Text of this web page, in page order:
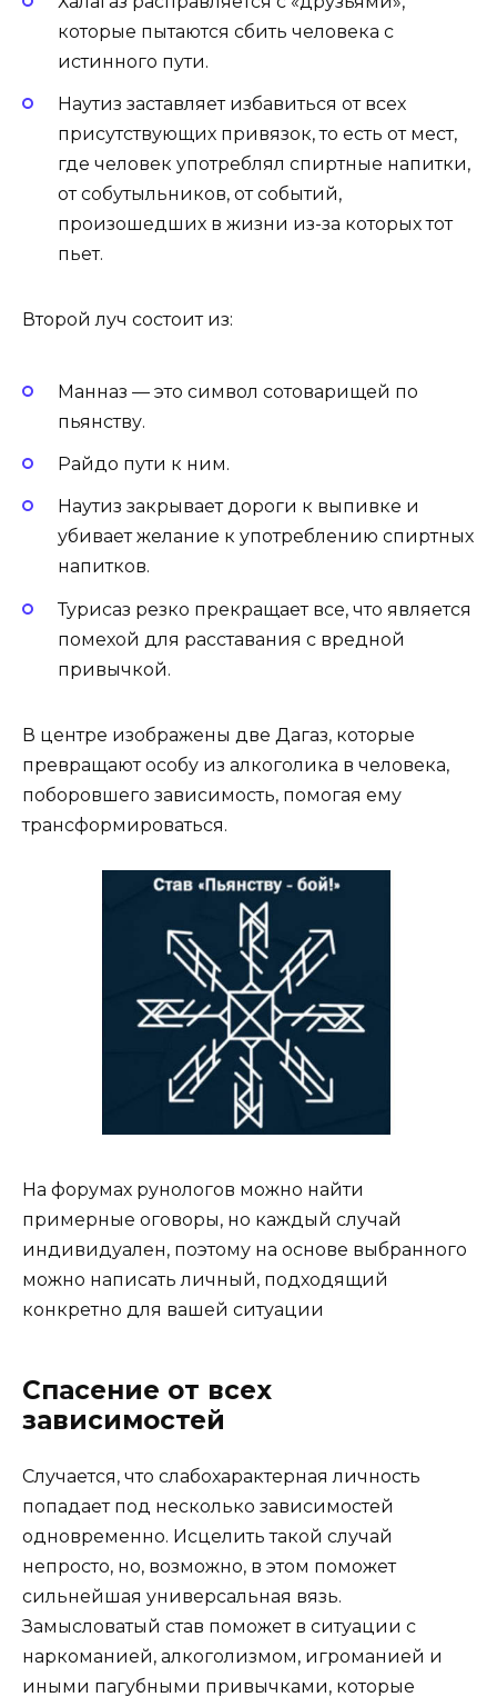
которые пытаются сбить человека с
истинного пути.
Наутиз заставляет избавиться от всех
присутствующих привязок, то есть от мест,
где человек употреблял спиртные напитки,
от собутыльников, от событий,
произошедших в жизни из-за которых тот
пьет.
Второй луч состоит из:
Манназ — это символ сотоварищей по
пьянству.
Райдо пути к ним.
Наутиз закрывает дороги к выпивке и
убивает желание к употреблению спиртных
напитков.
Турисаз резко прекращает все, что является
помехой для расставания с вредной
привычкой.
В центре изображены две Дагаз, которые
превращают особу из алкоголика в человека,
поборовшего зависимость, помогая ему
трансформироваться.
На форумах рунологов можно найти
примерные оговоры, но каждый случай
индивидуален, поэтому на основе выбранного
можно написать личный, подходящий
конкретно для вашей ситуации
Спасение от всех
зависимостей
Случается, что слабохарактерная личность
попадает под несколько зависимостей
одновременно. Исцелить такой случай
непросто, но, возможно, в этом поможет
сильнейшая универсальная вязь.
Замысловатый став поможет в ситуации с
наркоманией, алкоголизмом, игроманией и
иными пагубными привычками, которые